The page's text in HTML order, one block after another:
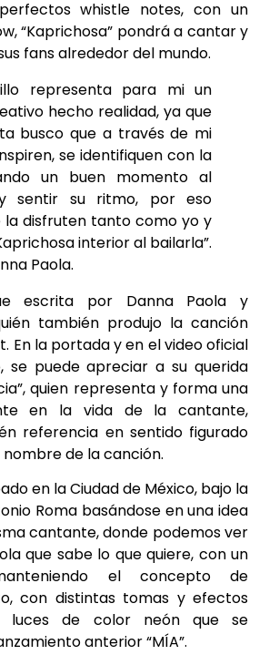
whistle notes, con un
“Kaprichosa” pondrá a cantar y
fans alrededor del mundo.
representa para mi un
hecho realidad, ya que
busco que a través de mi
se identifiquen con la
un buen momento al
sentir su ritmo, por eso
la disfruten tanto como yo y
interior al bailarla”.
Paola.
escrita por Danna Paola y
también produjo la canción
En la portada y en el video oficial
se puede apreciar a su querida
quien representa y forma una
en la vida de la cantante,
referencia en sentido figurado
de la canción.
en la Ciudad de México, bajo la
Roma basándose en una idea
cantante, donde podemos ver
que sabe lo que quiere, con un
el concepto de
con distintas tomas y efectos
luces de color neón que se
anterior “MÍA”.